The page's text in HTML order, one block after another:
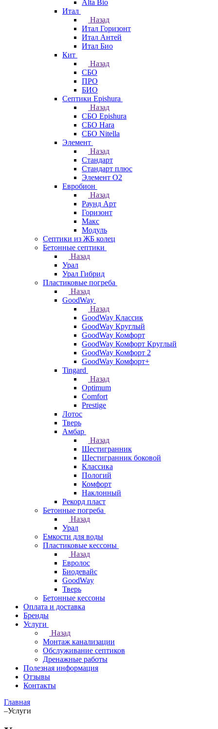
Alta Bio
Итал
Назад
Итал Горизонт
Итал Антей
Итал Био
Кит
Назад
СБО
ПРО
БИО
Септики Epishura
Назад
СБО Epishura
СБО Hara
СБО Nitella
Элемент
Назад
Стандарт
Стандарт плюс
Элемент О2
Евробион
Назад
Раунд Арт
Горизонт
Макс
Модуль
Септики из ЖБ колец
Бетонные септики
Назад
Урал
Урал Гибрид
Пластиковые погреба
Назад
GoodWay
Назад
GoodWay Классик
GoodWay Круглый
GoodWay Комфорт
GoodWay Комфорт Круглый
GoodWay Комфорт 2
GoodWay Комфорт+
Tingard
Назад
Optimum
Comfort
Prestige
Лотос
Тверь
Амбар
Назад
Шестигранник
Шестигранник боковой
Классика
Пологий
Комфорт
Наклонный
Рекорд пласт
Бетонные погреба
Назад
Урал
Емкости для воды
Пластиковые кессоны
Назад
Евролос
Биодевайс
GoodWay
Тверь
Бетонные кессоны
Оплата и доставка
Бренды
Услуги
Назад
Монтаж канализации
Обслуживание септиков
Дренажные работы
Полезная информация
Отзывы
Контакты
Главная
–Услуги